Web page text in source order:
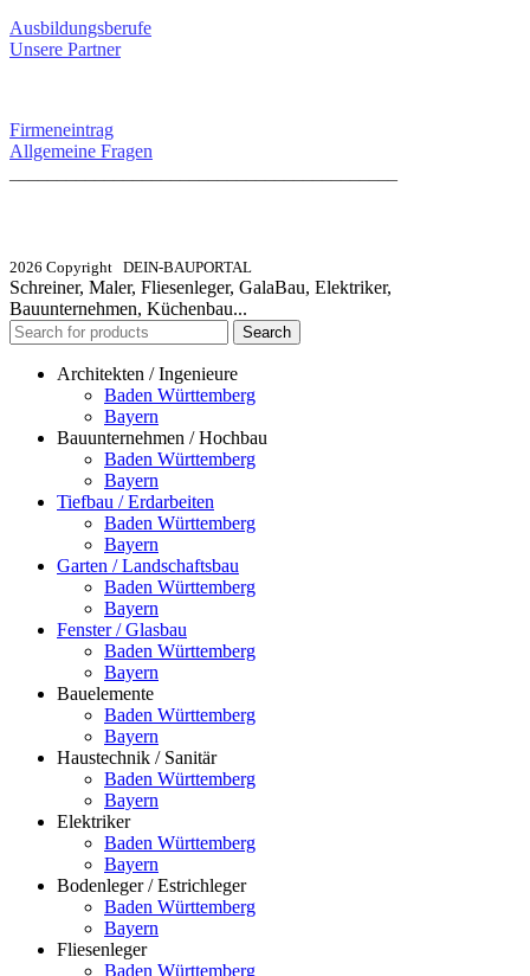
Ausbildungsberufe
Unsere Partner
Firmeneintrag
Allgemeine Fragen
2026 Copyright DEIN-BAUPORTAL
Schreiner, Maler, Fliesenleger, GalaBau, Elektriker,
Bauunternehmen, Küchenbau...
Search
Architekten / Ingenieure
Baden Württemberg
Bayern
Bauunternehmen / Hochbau
Baden Württemberg
Bayern
Tiefbau / Erdarbeiten
Baden Württemberg
Bayern
Garten / Landschaftsbau
Baden Württemberg
Bayern
Fenster / Glasbau
Baden Württemberg
Bayern
Bauelemente
Baden Württemberg
Bayern
Haustechnik / Sanitär
Baden Württemberg
Bayern
Elektriker
Baden Württemberg
Bayern
Bodenleger / Estrichleger
Baden Württemberg
Bayern
Fliesenleger
Baden Württemberg